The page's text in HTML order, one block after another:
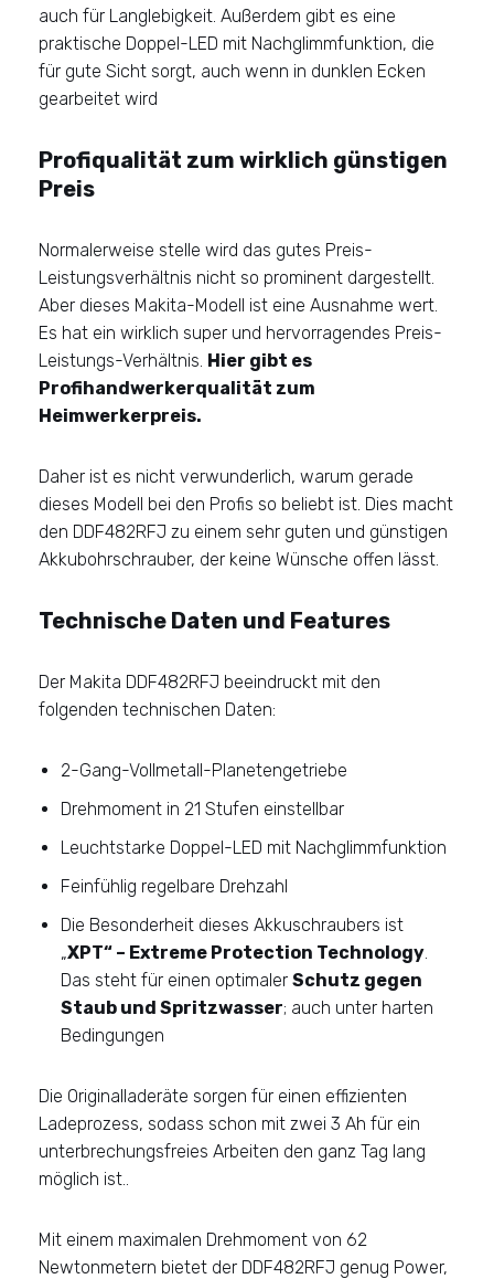
auch für Langlebigkeit. Außerdem gibt es eine
praktische Doppel-LED mit Nachglimmfunktion, die
für gute Sicht sorgt, auch wenn in dunklen Ecken
gearbeitet wird
Profiqualität zum wirklich günstigen
Preis
Normalerweise stelle wird das gutes Preis-
Leistungsverhältnis nicht so prominent dargestellt.
Aber dieses Makita-Modell ist eine Ausnahme wert.
Es hat ein wirklich super und hervorragendes Preis-
Leistungs-Verhältnis. Hier gibt es
Profihandwerkerqualität zum
Heimwerkerpreis.
Daher ist es nicht verwunderlich, warum gerade
dieses Modell bei den Profis so beliebt ist. Dies macht
den DDF482RFJ zu einem sehr guten und günstigen
Akkubohrschrauber, der keine Wünsche offen lässt.
Technische Daten und Features
Der Makita DDF482RFJ beeindruckt mit den
folgenden technischen Daten:
2-Gang-Vollmetall-Planetengetriebe
Drehmoment in 21 Stufen einstellbar
Leuchtstarke Doppel-LED mit Nachglimmfunktion
Feinfühlig regelbare Drehzahl
Die Besonderheit dieses Akkuschraubers ist
„XPT“ – Extreme Protection Technology.
Das steht für einen optimaler Schutz gegen
Staub und Spritzwasser; auch unter harten
Bedingungen
Die Originalladeräte sorgen für einen effizienten
Ladeprozess, sodass schon mit zwei 3 Ah für ein
unterbrechungsfreies Arbeiten den ganz Tag lang
möglich ist..
Mit einem maximalen Drehmoment von 62
Newtonmetern bietet der DDF482RFJ genug Power,